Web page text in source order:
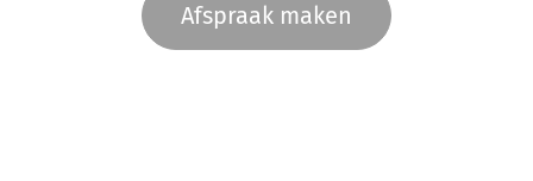
Afspraak maken